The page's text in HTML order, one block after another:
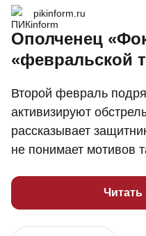
pikinform.ru
Ополченец
«февральской
Второй февраль
активизируют
рассказывает
не понимает мотивов